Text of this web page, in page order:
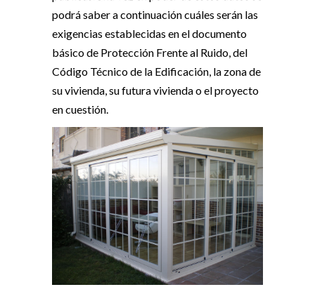
podrá saber a continuación cuáles serán las
exigencias establecidas en el documento
básico de Protección Frente al Ruido, del
Código Técnico de la Edificación, la zona de
su vivienda, su futura vivienda o el proyecto
en cuestión.